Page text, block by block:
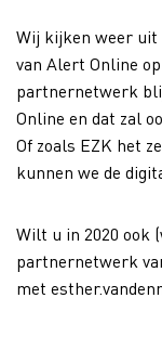
Wij kijken weer uit
van Alert Online
partnernetwerk
Online en dat zal
Of zoals EZK het
kunnen we de
Wilt u in 2020 ook
partnernetwerk
met